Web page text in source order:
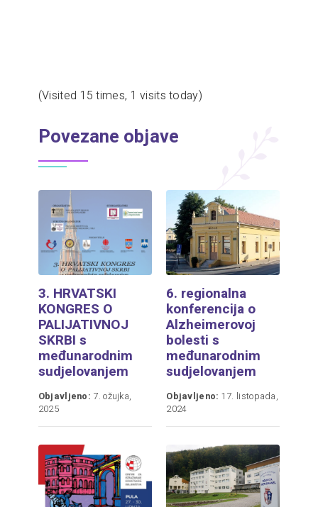
(Visited 15 times, 1 visits today)
Povezane objave
3. HRVATSKI
KONGRES O
PALIJATIVNOJ
SKRBI s
međunarodnim
sudjelovanjem
Objavljeno: 7. ožujka,
2025
6. regionalna
konferencija o
Alzheimerovoj
bolesti s
međunarodnim
sudjelovanjem
Objavljeno: 17. listopada,
2024